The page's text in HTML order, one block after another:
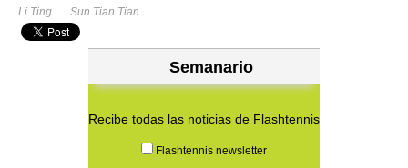
Li Ting
Sun Tian Tian
Semanario
Recibe todas las noticias de Flashtennis
Flashtennis newsletter